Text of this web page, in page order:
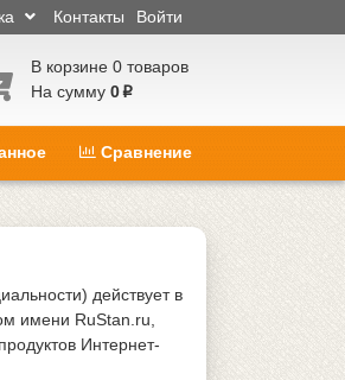
Войти
Контакты
В корзине 0 товаров
На сумму 0 p
Сравнение
действует в
имени RuStan.ru,
Интернет-